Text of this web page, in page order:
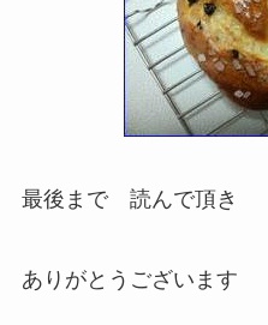
最後まで 読んで頂き
ありがとうございます